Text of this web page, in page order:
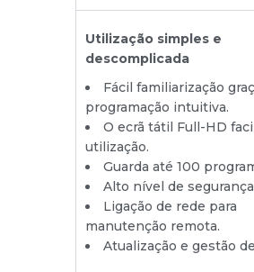
Utilização simples e
descomplicada
Fácil familiarização
programação intuitiva.
O ecrã tátil Full-HD
utilização.
Guarda até 100
Alto nível de
Ligação de rede para
manutenção remota.
Atualização e gestão